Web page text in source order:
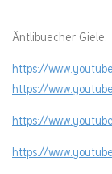
Äntlibuecher Giele:
https://
https://
https://
https://